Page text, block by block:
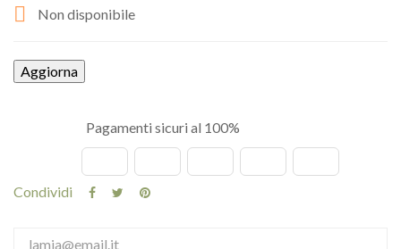
 Non disponibile
Pagamenti sicuri al 100%
Condividi